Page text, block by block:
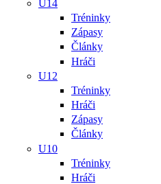
U14
Tréninky
Zápasy
Články
Hráči
U12
Tréninky
Hráči
Zápasy
Články
U10
Tréninky
Hráči